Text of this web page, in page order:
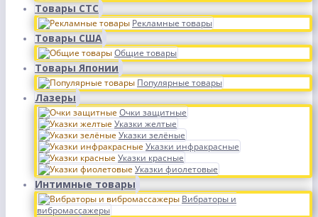
Товары СТС
Рекламные товары
Товары США
Общие товары
Товары Японии
Популярные товары
Лазеры
Очки защитные
Указки желтые
Указки зелёные
Указки инфракрасные
Указки красные
Указки фиолетовые
Интимные товары
Вибраторы и
вибромассажеры